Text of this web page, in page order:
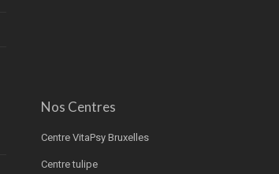
Nos Centres
Centre VitaPsy Bruxelles
Centre tulipe